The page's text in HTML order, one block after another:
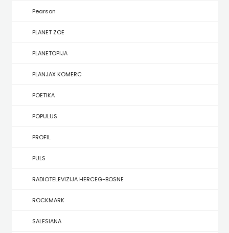
IZDAVAŠTVO
KRŠĆANSKA
SADAŠNJOST
KYRIOS
LIJEPA
RIJEČ
LUMEN
MATICA
Pearson
PLANET ZOE
PLANETOPIJA
PLANJAX KOMERC
POETIKA
POPULUS
PROFIL
PULS
RADIOTELEVIZIJA HERCEG-BOSNE
ROCKMARK
SALESIANA